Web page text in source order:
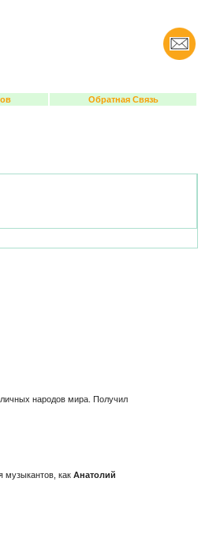
Обратная Связь
народов мира. Получил
музыкантов, как Анатолий